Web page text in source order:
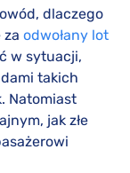
dlaczego
za odwołany lot
w sytuacji,
takich
Natomiast
jak złe